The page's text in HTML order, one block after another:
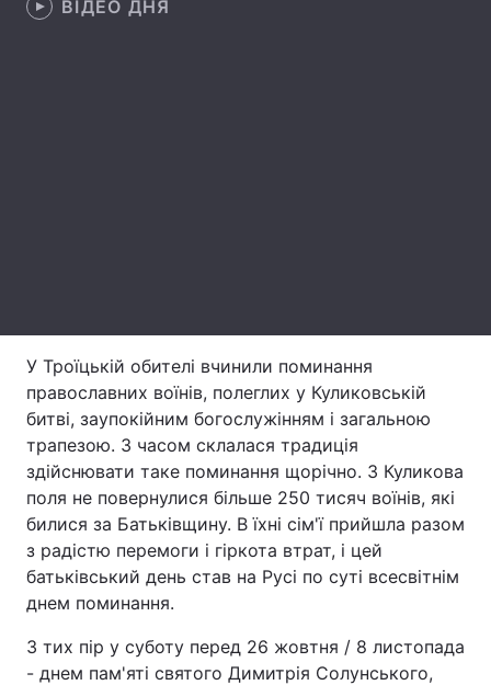
Відео з Youtube Статті
Інтерв'ю Думки
Архів Вакансії
Контакти
Послуги
ВІДЕО ДНЯ
У Троїцькій обителі вчинили поминання
православних воїнів, полеглих у Куликовській
битві, заупокійним богослужінням і загальною
трапезою. З часом склалася традиція
здійснювати таке поминання щорічно. З Куликова
поля не повернулися більше 250 тисяч воїнів, які
билися за Батьківщину. В їхні сім'ї прийшла разом
з радістю перемоги і гіркота втрат, і цей
батьківський день став на Русі по суті всесвітнім
днем поминання.
З тих пір у суботу перед 26 жовтня / 8 листопада
- днем пам'яті святого Димитрія Солунського,